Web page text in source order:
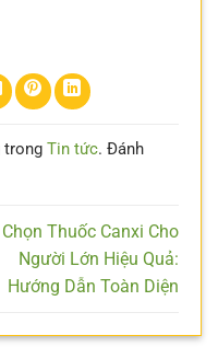
trong Tin tức. Đánh
Chọn Thuốc Canxi Cho
Người Lớn Hiệu Quả:
Hướng Dẫn Toàn Diện